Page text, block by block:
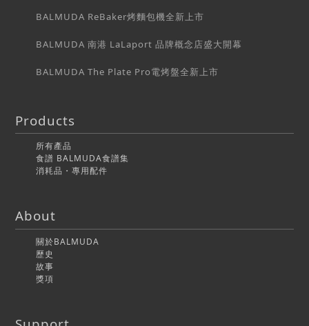
BALMUDA ReBaker烤麵包機全新上市
BALMUDA 南港 LaLaport 品牌概念店盛大開幕
BALMUDA The Plate Pro電烤盤全新上市
Products
所有產品
食譜 BALMUDA食譜集
消耗品・專用配件
About
關於BALMUDA
歷史
故事
獎項